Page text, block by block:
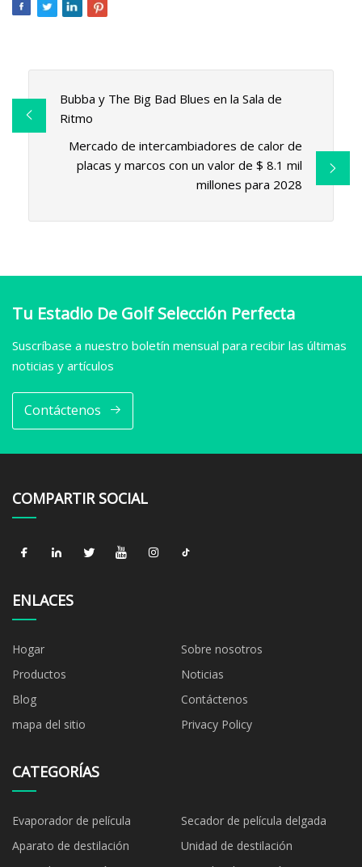
Bubba y The Big Bad Blues en la Sala de
Ritmo
Mercado de intercambiadores de calor de
placas y marcos con un valor de $ 8.1 mil
millones para 2028
Tu Estadio De Golf Selección Perfecta
Suscríbase a nuestro boletín mensual para recibir las últimas
noticias y artículos
Contáctenos
COMPARTIR SOCIAL
ENLACES
Hogar
Sobre nosotros
Productos
Noticias
Blog
Contáctenos
mapa del sitio
Privacy Policy
CATEGORÍAS
Evaporador de película
Secador de película delgada
Aparato de destilación
Unidad de destilación